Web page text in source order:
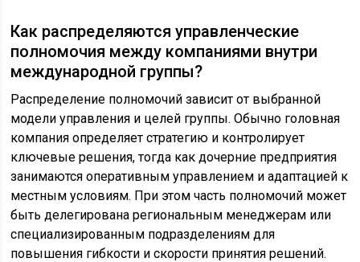
Как распределяются управленческие
полномочия между компаниями внутри
международной группы?
Распределение полномочий зависит от выбранной
модели управления и целей группы. Обычно головная
компания определяет стратегию и контролирует
ключевые решения, тогда как дочерние предприятия
занимаются оперативным управлением и адаптацией к
местным условиям. При этом часть полномочий может
быть делегирована региональным менеджерам или
специализированным подразделениям для
повышения гибкости и скорости принятия решений.